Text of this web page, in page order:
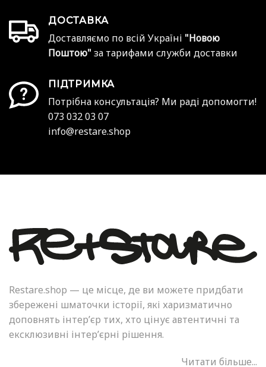
ДОСТАВКА
Доставляємо по всій Україні "Новою
Поштою" за тарифами служби доставки
ПІДТРИМКА
Потрібна консультація? Ми раді допомогти!
073 032 03 07
info@restare.shop
Restare.shop — це місце, де ви можете придбати
збережені шматочки історії, які харизматично
доповнять інтер’єр тих, хто цінує автентичні та
ексклюзивні інтер’єрні рішення.
Читати більше...